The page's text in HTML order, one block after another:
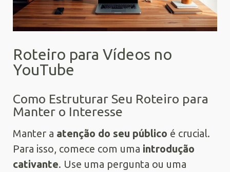
Roteiro para Vídeos no
YouTube
Como Estruturar Seu Roteiro para
Manter o Interesse
Manter a atenção do seu público é crucial.
Para isso, comece com uma introdução
cativante. Use uma pergunta ou uma